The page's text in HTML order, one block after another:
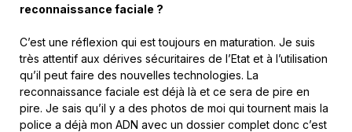
reconnaissance faciale ?
C’est une réflexion qui est toujours en maturation. Je suis
très attentif aux dérives sécuritaires de l’Etat et à l’utilisation
qu’il peut faire des nouvelles technologies. La
reconnaissance faciale est déjà là et ce sera de pire en
pire. Je sais qu’il y a des photos de moi qui tournent mais la
police a déjà mon ADN avec un dossier complet donc c’est